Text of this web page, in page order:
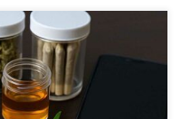
USA otworzyła
szczegółowych analiz